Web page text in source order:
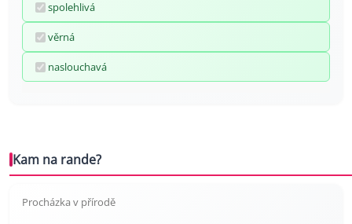
spolehlivá
věrná
naslouchavá
Kam na rande?
Procházka v přírodě